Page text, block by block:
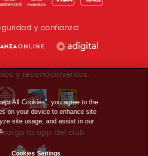
y confianza:
y reconocimientos:
la app del club
All Cookies”, you agree to the
on your device to enhance site
site usage, and assist in our
Cookies Settings